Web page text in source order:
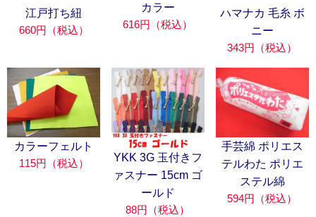
江戸打ち紐
660円（税込）
カラー
616円（税込）
ハマナカ 毛糸 ボ
ニー
343円（税込）
カラーフェルト
115円（税込）
YKK 3G 玉付きフ
ァスナー 15cm ゴ
ールド
88円（税込）
手芸綿 ポリエス
テルわた ポリエ
ステル綿
594円（税込）